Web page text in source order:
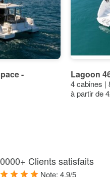
11€ (par set)
800–1000€ (aller
simple)
réservation)
10€ (par set)
-
Lagoon
4 cabines |
à partir de
Clients satisfaits
Note: 4.9/5